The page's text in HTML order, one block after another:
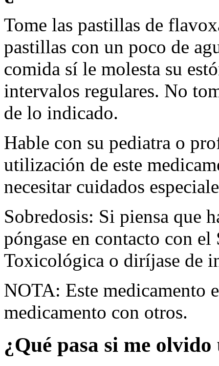
Tome las pastillas de
pastillas con un poco de
comida sí le molesta su
intervalos regulares. No
de lo indicado.
Hable con su pediatra o
utilización de este
necesitar cuidados
Sobredosis: Si piensa que
póngase en contacto con
Toxicológica o diríjase de
NOTA: Este medicamento
medicamento con otros.
¿Qué pasa si me olvido